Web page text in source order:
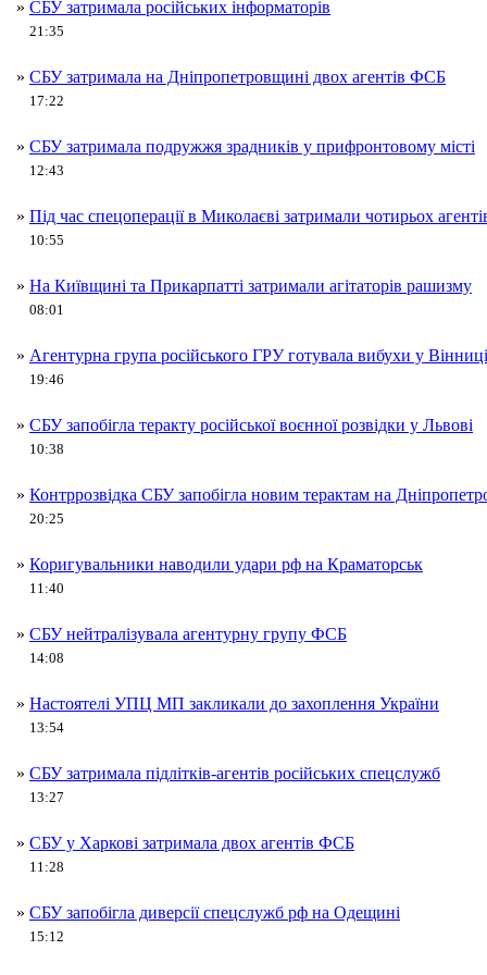
» СБУ затримала російських інформаторів
21:35
» СБУ затримала на Дніпропетровщині двох агентів ФСБ
17:22
» СБУ затримала подружжя зрадників у прифронтовому місті
12:43
» Під час спецоперації в Миколаєві затримали чотирьох
10:55
» На Київщині та Прикарпатті затримали агітаторів рашизму
08:01
» Агентурна група російського ГРУ готувала вибухи у Вінниці
19:46
» СБУ запобігла теракту російської воєнної розвідки у Львові
10:38
» Контррозвідка СБУ запобігла новим терактам на
20:25
» Коригувальники наводили удари рф на Краматорськ
11:40
» СБУ нейтралізувала агентурну групу ФСБ
14:08
» Настоятелі УПЦ МП закликали до захоплення України
13:54
» СБУ затримала підлітків-агентів російських спецслужб
13:27
» СБУ у Харкові затримала двох агентів ФСБ
11:28
» СБУ запобігла диверсії спецслужб рф на Одещині
15:12